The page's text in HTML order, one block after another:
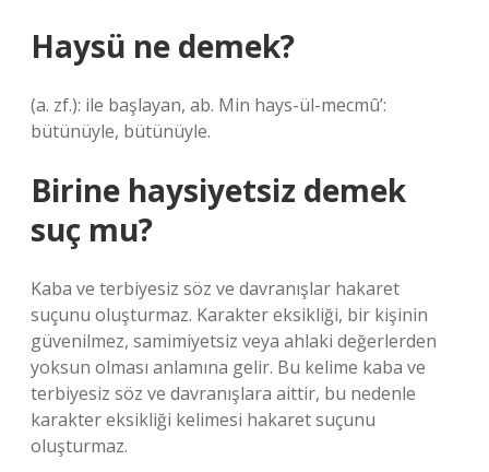
Haysü ne demek?
(a. zf.): ile başlayan, ab. Min hays-ül-mecmû’:
bütünüyle, bütünüyle.
Birine haysiyetsiz demek
suç mu?
Kaba ve terbiyesiz söz ve davranışlar hakaret
suçunu oluşturmaz. Karakter eksikliği, bir kişinin
güvenilmez, samimiyetsiz veya ahlaki değerlerden
yoksun olması anlamına gelir. Bu kelime kaba ve
terbiyesiz söz ve davranışlara aittir, bu nedenle
karakter eksikliği kelimesi hakaret suçunu
oluşturmaz.